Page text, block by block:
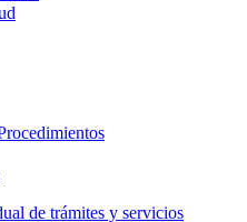
de trámites y servicios